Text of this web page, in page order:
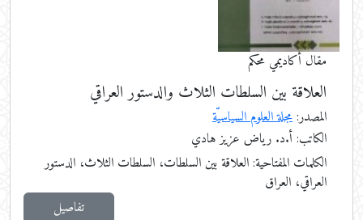
مقال أكاديمي محكم
العلاقة بين السلطات الثلاث والدستور العراقي
المصدر:مجلة العلوم السياسيّة
الكاتب: أ.د. رياض عزيز هادي
الكلمات المفتاحية:العلاقة بين السلطات، السلطات الثلاث، الدستور
العراقي، العراق
تفاصيل